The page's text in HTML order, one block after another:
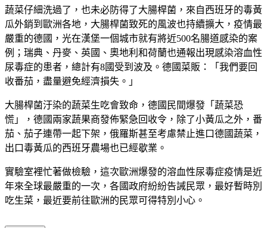
蔬菜仔細洗過了，也未必防得了大腸桿菌，來自西班牙的毒黃
瓜外銷到歐洲各地，大腸桿菌致死的風波也持續擴大，疫情最
嚴重的德國，光在漢堡一個城市就有將近500名腸道感染的案
例；瑞典、丹麥、英國、奧地利和荷蘭也通報出現感染溶血性
尿毒症的患者，總計有8國受到波及。德國菜販：「我們要回
收番茄，盡量避免經濟損失。」
大腸桿菌汙染的蔬菜生吃會致命，德國民間爆發「蔬菜恐
慌」，德國兩家蔬果商發佈緊急回收令，除了小黃瓜之外，番
茄、茄子連帶一起下架，俄羅斯甚至考慮禁止進口德國蔬菜，
出口毒黃瓜的西班牙農場也已經歇業。
實驗室裡忙著做檢驗，這次歐洲爆發的溶血性尿毒症疫情是近
年來全球最嚴重的一次，各國政府紛紛告誡民眾，最好暫時別
吃生菜，最近要前往歐洲的民眾可得特別小心。